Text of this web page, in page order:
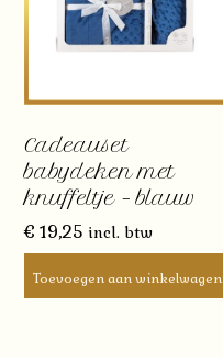
Cadeauset
babydeken met
knuffeltje – blauw
€ 19,25 incl. btw
Toevoegen aan winkelwagen